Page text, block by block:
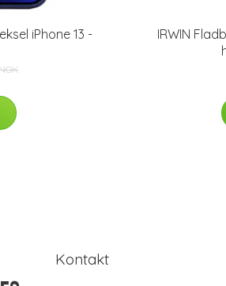
iPhone 13 -
IRWIN
Kontakt